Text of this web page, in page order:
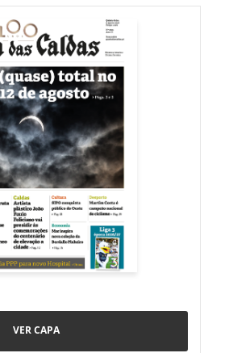
VER CAPA